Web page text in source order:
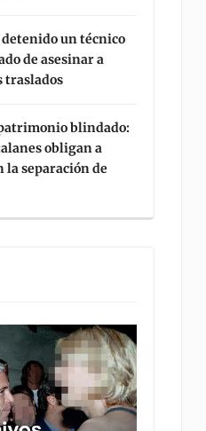
un técnico
de asesinar a
traslados
blindado:
obligan a
separación de